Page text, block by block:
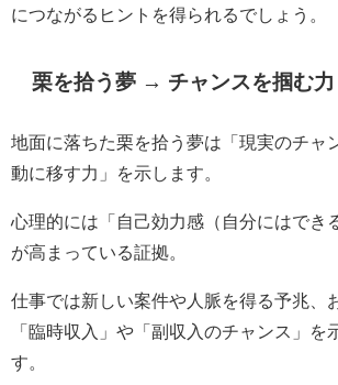
につながるヒントを得られるでしょう。
栗を拾う夢 → チャンスを掴む力
地面に落ちた栗を拾う夢は「現実のチャ
動に移す力」を示します。
心理的には「自己効力感（自分にはでき
が高まっている証拠。
仕事では新しい案件や人脈を得る予兆、
「臨時収入」や「副収入のチャンス」を
す。